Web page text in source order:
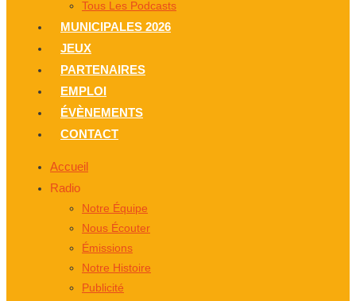
Tous Les Podcasts
MUNICIPALES 2026
JEUX
PARTENAIRES
EMPLOI
ÉVÈNEMENTS
CONTACT
Accueil
Radio
Notre Équipe
Nous Écouter
Émissions
Notre Histoire
Publicité